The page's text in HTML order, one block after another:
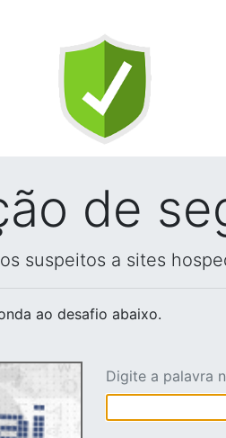
de
suspeitos a sites
ao desafio abaixo.
Digite a palavra